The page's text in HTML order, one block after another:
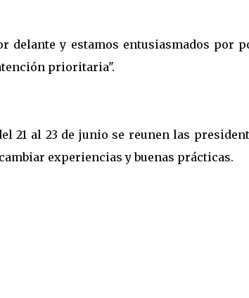
delante y estamos entusiasmados por
prioritaria".
21 al 23 de junio se reunen las
experiencias y buenas prácticas.